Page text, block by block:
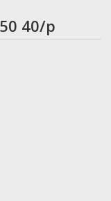
40/p